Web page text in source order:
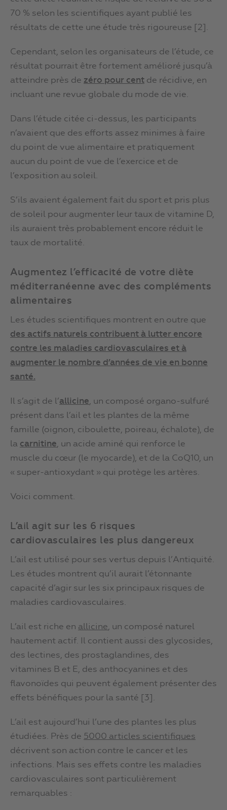
70 % selon les scientifiques ayant publié les
résultats de cette une étude très rigoureuse [2].
Cependant, selon les organisateurs de l’étude, ce
résultat pourrait être fortement amélioré jusqu’à
atteindre près de zéro pour cent de récidive, en
incluant une revue globale du mode de vie.
Dans l’étude citée ci-dessus, les participants
n’avaient que des efforts assez minimes à faire
du point de vue alimentaire et pratiquement
aucun du point de vue de l’exercice et de
l’exposition au soleil.
S’ils avaient également fait du sport et pris plus
de soleil pour augmenter leur taux de vitamine D,
ils auraient très probablement encore réduit le
taux de mortalité.
Augmentez l’efficacité de votre diète
méditerranéenne avec des compléments
alimentaires
Les études scientifiques montrent en outre que
des actifs naturels contribuent à lutter encore
contre les maladies cardiovasculaires et à
augmenter le nombre d’années de vie en bonne
santé.
Il s’agit de l’allicine, un composé organo-sulfuré
présent dans l’ail et les plantes de la même
famille (oignon, ciboulette, poireau, échalote), de
la carnitine, un acide aminé qui renforce le
muscle du cœur (le myocarde), et de la CoQ10, un
« super-antioxydant » qui protège les artères.
Voici comment.
L’ail agit sur les 6 risques
cardiovasculaires les plus dangereux
L’ail est utilisé pour ses vertus depuis l’Antiquité.
Les études montrent qu’il aurait l’étonnante
capacité d’agir sur les six principaux risques de
maladies cardiovasculaires.
L’ail est riche en allicine, un composé naturel
hautement actif. Il contient aussi des glycosides,
des lectines, des prostaglandines, des
vitamines B et E, des anthocyanines et des
flavonoïdes qui peuvent également présenter des
effets bénéfiques pour la santé [3].
L’ail est aujourd’hui l’une des plantes les plus
étudiées. Près de 5000 articles scientifiques
décrivent son action contre le cancer et les
infections. Mais ses effets contre les maladies
cardiovasculaires sont particulièrement
remarquables :